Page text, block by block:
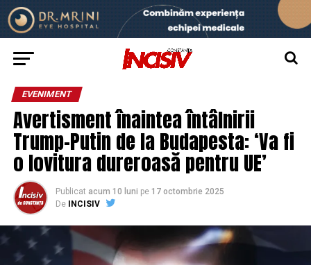
EVENIMENT
Avertisment înaintea întâlnirii
Trump-Putin de la Budapesta: ‘Va fi
o lovitura dureroasă pentru UE’
Publicat acum 10 luni pe 17 octombrie 2025
De
INCISIV